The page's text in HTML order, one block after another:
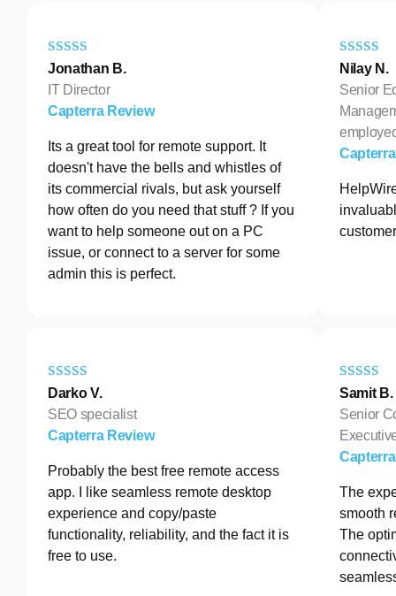
Jonathan B.
IT Director
Capterra Review
Its a great tool for remote support. It
doesn't have the bells and whistles of
its commercial rivals, but ask yourself
how often do you need that stuff ? If you
want to help someone out on a PC
issue, or connect to a server for some
admin this is perfect.
Nilay N.
Senior
Darko V.
SEO specialist
Capterra Review
Probably the best free remote access
app. I like seamless remote desktop
experience and copy/paste
functionality, reliability, and the fact it is
free to use.
Samit B.
Senior
The
smooth
The